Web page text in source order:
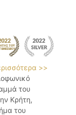
>>
του
Κρήτη,
του